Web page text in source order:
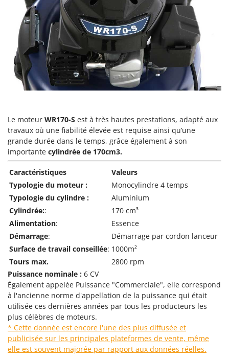
Pulvérisateurs
Pulvérisateurs portés
Rafraîchisseurs d'air par évaporation
Rampes de chargement en aluminium
Râpes à fromage électriques
Robots nettoyeurs de piscine
Robots Tondeuses
Rogneuses de souches
Rouleaux pour tracteur
S
Scies à os
Scies à Ruban
Scies alternatives à batterie
Scies de jardin télescopiques
Sécateurs électriques à batterie
Sécateurs et Échenilloirs manuels
Sécateurs pneumatiques
Semoirs et Épandeurs d'engrais
Socs pour tracteur
Souffleurs aspirateurs pour Feuilles
Soufreuses - Poudreuses à dos
GRIFO
GVS
GYS
H
Hailo
Helvi
HiKOKI
Honda
I
Idromatic
Il-Tec
Imperia
Infaco
Intec
Intex
Italyco
ITM
J JOLLY ITALIA
K
KAAZ
Karcher
Le moteur WR170-S est à très hautes prestations, adapté aux
travaux où une fiabilité élevée est requise ainsi qu’une
grande durée dans le temps, grâce également à son
importante cylindrée de 170cm3.
Caractéristiques
Valeurs
Typologie du moteur :
Monocylindre 4 temps
Typologie du cylindre :
Aluminium
Cylindrée::
170 cm³
Alimentation:
Essence
Démarrage:
Démarrage par cordon lanceur
Surface de travail conseillée: 1000m²
Tours max.
2800 rpm
Puissance nominale : 6 CV
Également appelée Puissance "Commerciale", elle correspond
à l'ancienne norme d'appellation de la puissance qui était
utilisée ces dernières années par tous les producteurs les
plus célèbres de moteurs.
* Cette donnée est encore l'une des plus diffusée et
publicisée sur les principales plateformes de vente, même
elle est souvent majorée par rapport aux données réelles.